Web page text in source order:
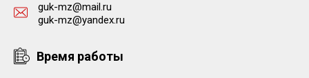
guk-mz@mail.ru
guk-mz@yandex.ru
Время работы